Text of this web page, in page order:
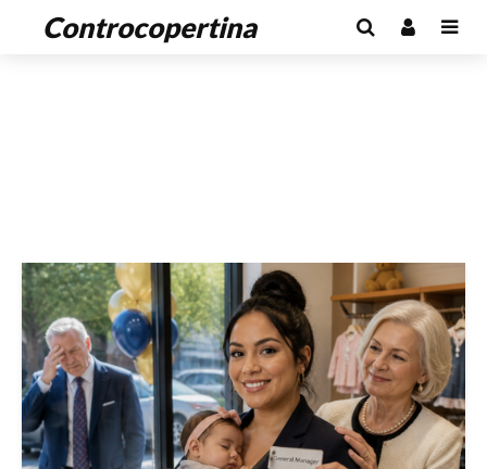
Controcopertina